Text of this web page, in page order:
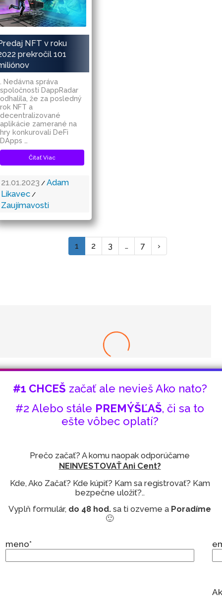
NFT v roku
prekročil 101
. Nedávna správa
spoločnosti DappRadar
odhalila, že za posledný
rok NFT a
decentralizované
aplikácie zamerané na
hry konkurovali DeFi
DApps …
Čítať Viac
21.01.2023 / Adam
Likavec/
Zaujímavosti
1 2 3 … 7 ›
8x Prečo do Ťažby Neinvestovať ANI CENT + 8x
Prečo sa to Naozaj Oplatí!
#1 CHCEŠ začať ale nevieš Ako nato?
#2 Alebo stále PREMÝŠĽAŠ, či sa to
ešte vôbec oplatí?
Prečo začať? A komu naopak odporúčame
NEINVESTOVAŤ Ani Cent?
Kde, Ako Začať? Kde kúpiť? Kam sa registrovať? Kam
bezpečne uložiť?..
Vyplň formulár, do 48 hod. sa ti ozveme a Poradíme
🙂
meno*